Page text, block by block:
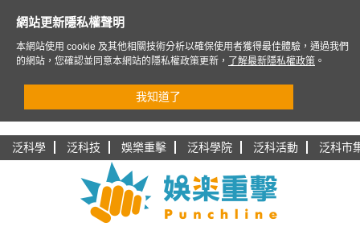
泛科學 泛科技 娛樂重擊 泛科學院 泛科活動 泛科市
網站更新隱私權聲明
本網站使用 cookie 及其他相關技術分析以確保使用者獲得最佳體驗，通過我們
的網站，您確認並同意本網站的隱私權政策更新，
了解最新隱私權政策 。
我知道了